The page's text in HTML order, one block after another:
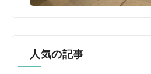
人気の記事